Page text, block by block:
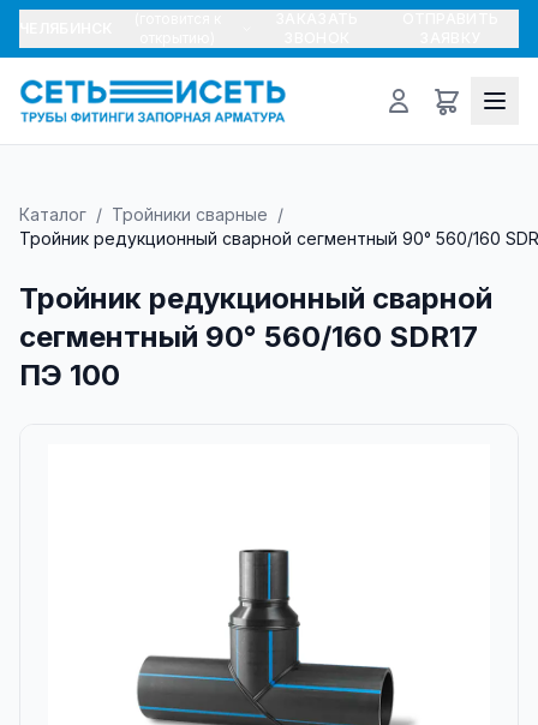
Каталог / Тройники сварные /
Тройник редукционный сварной сегментный 90° 560/160
Тройник редукционный сварной
сегментный 90° 560/160 SDR17
ПЭ 100